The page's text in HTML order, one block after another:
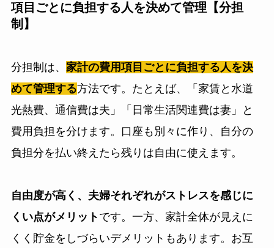
項目ごとに負担する人を決めて管理【分担
制】
分担制は、 家計の費用項目ごとに負担する人を決
めて管理する方法です。たとえば、「家賃と水道
光熱費、通信費は夫」「日常生活関連費は妻」と
費用負担を分けます。口座も別々に作り、自分の
負担分を払い終えたら残りは自由に使えます。
自由度が高く、夫婦それぞれがストレスを感じに
くい点がメリット です。一方、家計全体が見えに
くく貯金をしづらいデメリットもあります。お互